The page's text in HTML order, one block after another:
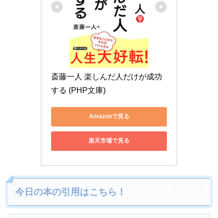
斎藤一人 楽しんだ人だけが成功
する (PHP文庫)
Amazonで見る
楽天市場で見る
今日の本の引用はこちら！